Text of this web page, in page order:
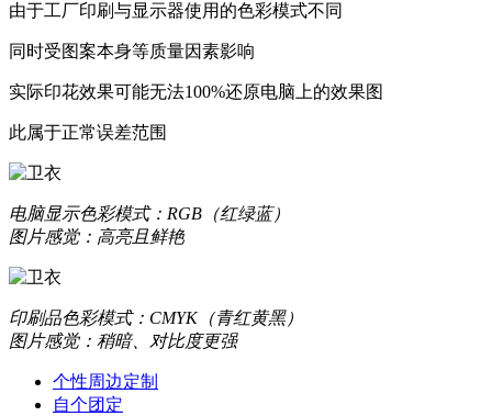
由于工厂印刷与显示器使用的色彩模式不同
同时受图案本身等质量因素影响
实际印花效果可能无法100%还原电脑上的效果图
此属于正常误差范围
电脑显示色彩模式：RGB（红绿蓝）
图片感觉：高亮且鲜艳
印刷品色彩模式：CMYK（青红黄黑）
图片感觉：稍暗、对比度更强
个性周边定制
自个团定